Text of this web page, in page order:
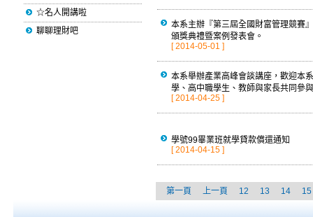
☆名人開講啦
聊聊理財吧
本系主辦『第三屆全國財富管理競賽
頒獎典禮暨案例發表會。
[ 2014-05-01 ]
本系舉辦產業高峰會談講座，歡迎本
學、高中職學生、教師與家長共同參
[ 2014-04-25 ]
學號99畢業班就學貸款償還通知
[ 2014-04-15 ]
第一頁 上一頁 12 13 14 15